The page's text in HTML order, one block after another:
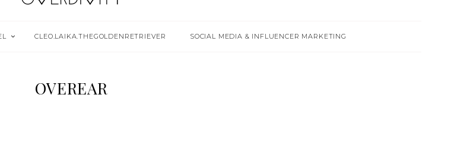
CLEO.LAIKA.THEGOLDENRETRIEVER SOCIAL MEDIA & INFLUENCER MARKETING
OVEREAR